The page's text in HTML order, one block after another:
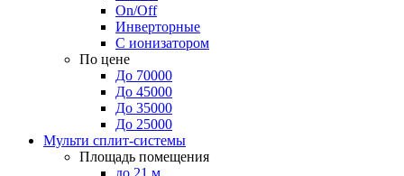
On/Off
Инверторные
С ионизатором
По цене
До 70000
До 45000
До 35000
До 25000
Мульти сплит-системы
Площадь помещения
до 21 м